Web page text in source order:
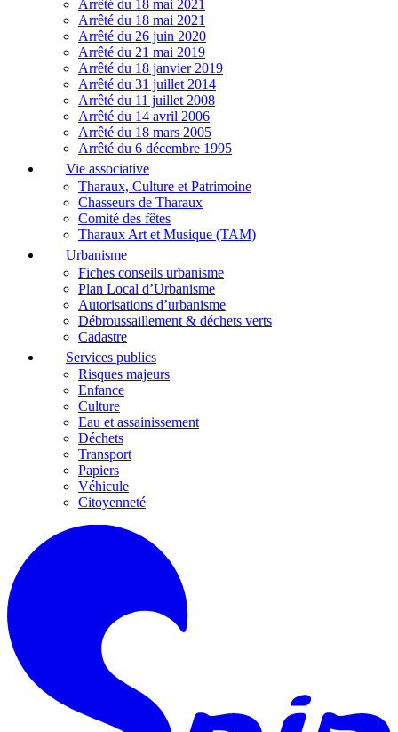
Arrêté du 18 mai 2021
Arrêté du 18 mai 2021
Arrêté du 26 juin 2020
Arrêté du 21 mai 2019
Arrêté du 18 janvier 2019
Arrêté du 31 juillet 2014
Arrêté du 11 juillet 2008
Arrêté du 14 avril 2006
Arrêté du 18 mars 2005
Arrêté du 6 décembre 1995
Vie associative
Tharaux, Culture et Patrimoine
Chasseurs de Tharaux
Comité des fêtes
Tharaux Art et Musique (TAM)
Urbanisme
Fiches conseils urbanisme
Plan Local d’Urbanisme
Autorisations d’urbanisme
Débroussaillement & déchets verts
Cadastre
Services publics
Risques majeurs
Enfance
Culture
Eau et assainissement
Déchets
Transport
Papiers
Véhicule
Citoyenneté